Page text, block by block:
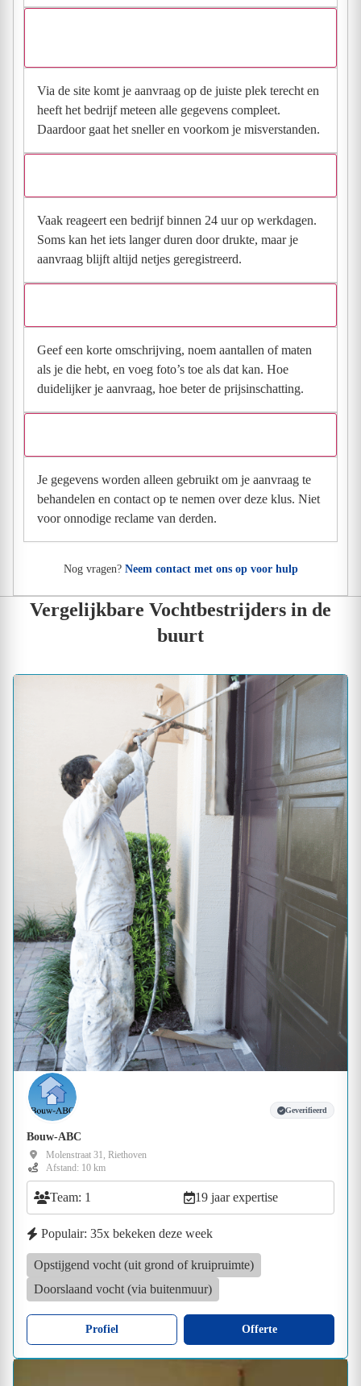
Via de site komt je aanvraag op de juiste plek terecht en
heeft het bedrijf meteen alle gegevens compleet.
Daardoor gaat het sneller en voorkom je misverstanden.
Vaak reageert een bedrijf binnen 24 uur op werkdagen.
Soms kan het iets langer duren door drukte, maar je
aanvraag blijft altijd netjes geregistreerd.
Geef een korte omschrijving, noem aantallen of maten
als je die hebt, en voeg foto’s toe als dat kan. Hoe
duidelijker je aanvraag, hoe beter de prijsinschatting.
Je gegevens worden alleen gebruikt om je aanvraag te
behandelen en contact op te nemen over deze klus. Niet
voor onnodige reclame van derden.
Nog vragen? Neem contact met ons op voor hulp
Vergelijkbare Vochtbestrijders in de
buurt
Geverifieerd
Bouw-ABC
Molenstraat 31, Riethoven
Afstand: 10 km
Team: 1 19 jaar expertise
Populair: 35x bekeken deze week
Opstijgend vocht (uit grond of kruipruimte)
Doorslaand vocht (via buitenmuur)
Profiel Offerte